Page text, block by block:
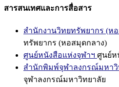
สารสนเทศและการสื่อสาร
สำนักงานวิทยทรัพยากร (ห
ทรัพยากร (หอสมุดกลาง)
ศูนย์หนังสือแห่งจุฬาฯ ศูนย์ห
สำนักพิมพ์จุฬาลงกรณ์มหาวิ
จุฬาลงกรณ์มหาวิทยาลัย